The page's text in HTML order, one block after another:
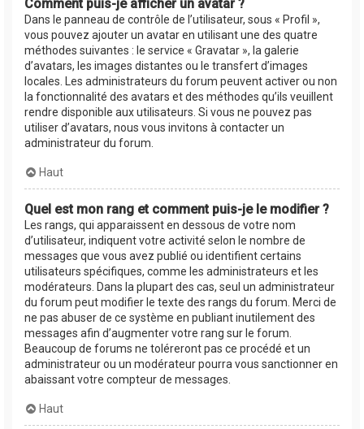
Comment puis-je afficher un avatar ?
Dans le panneau de contrôle de l’utilisateur, sous « Profil »,
vous pouvez ajouter un avatar en utilisant une des quatre
méthodes suivantes : le service « Gravatar », la galerie
d’avatars, les images distantes ou le transfert d’images
locales. Les administrateurs du forum peuvent activer ou non
la fonctionnalité des avatars et des méthodes qu’ils veuillent
rendre disponible aux utilisateurs. Si vous ne pouvez pas
utiliser d’avatars, nous vous invitons à contacter un
administrateur du forum.
Haut
Quel est mon rang et comment puis-je le modifier ?
Les rangs, qui apparaissent en dessous de votre nom
d’utilisateur, indiquent votre activité selon le nombre de
messages que vous avez publié ou identifient certains
utilisateurs spécifiques, comme les administrateurs et les
modérateurs. Dans la plupart des cas, seul un administrateur
du forum peut modifier le texte des rangs du forum. Merci de
ne pas abuser de ce système en publiant inutilement des
messages afin d’augmenter votre rang sur le forum.
Beaucoup de forums ne toléreront pas ce procédé et un
administrateur ou un modérateur pourra vous sanctionner en
abaissant votre compteur de messages.
Haut